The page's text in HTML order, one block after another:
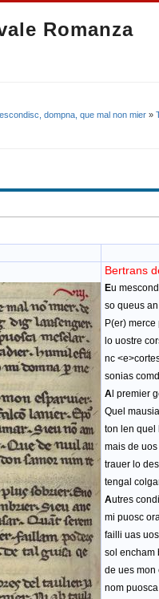
Romanza
dompna, que mal non mier »
Eu
so queus
P(er)
lo uostre
nc
sonias
A l premier
Quel
ton len quel
mais de
trauer lo
tengal
Autres
mi puosc
failli uas
sol encham
de ues mon
nom